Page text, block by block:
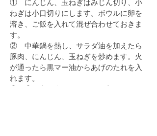
① にんじん、玉ねぎはみじん切り、小
ねぎは小口切りにします。ボウルに卵を
溶き、ご飯を入れて混ぜ合わせておきま
す。
② 中華鍋を熱し、サラダ油を加えたら
豚肉、にんじん、玉ねぎを炒めます。火
が通ったら黒マー油からあげのたれを入
れます。